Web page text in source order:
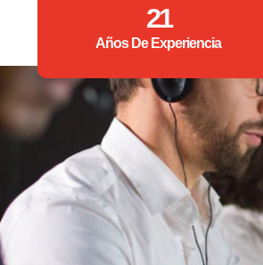
21
Años De Experiencia